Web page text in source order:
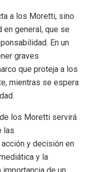
a los Moretti, sino
en general, que se
En un
graves
que proteja a los
mientras se espera
los Moretti servirá
las
y decisión en
y la